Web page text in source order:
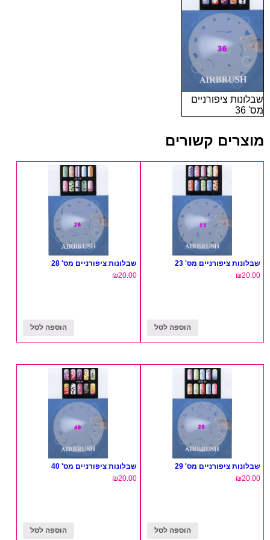
שבלונות ציפורניים
מס' 36
מוצרים קשורים
שבלונות ציפורניים מס' 23
₪20.00
הוספה לסל
שבלונות ציפורניים מס' 28
₪20.00
הוספה לסל
שבלונות ציפורניים מס' 29
₪20.00
הוספה לסל
שבלונות ציפורניים מס' 40
₪20.00
הוספה לסל